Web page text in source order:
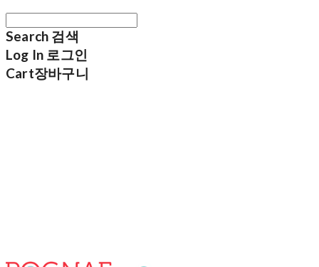
Search 검색
Log In 로그인
Cart장바구니